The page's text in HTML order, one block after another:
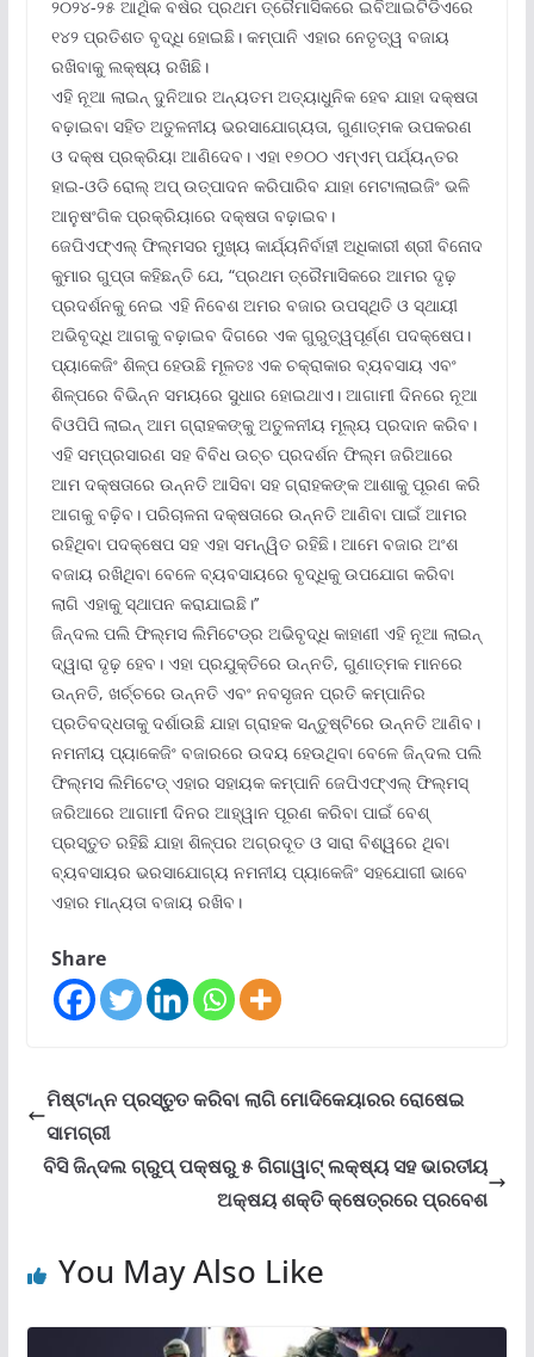
୨୦୨୪-୨୫ ଆର୍ଥିକ ବର୍ଷର ପ୍ରଥମ ତ୍ରୈମାସିକରେ ଇବିଆଇଟିଡିଏରେ
୧୪୨ ପ୍ରତିଶତ ବୃଦ୍ଧି ହୋଇଛି। କମ୍ପାନି ଏହାର ନେତୃତ୍ୱ ବଜାୟ
ରଖିବାକୁ ଲକ୍ଷ୍ୟ ରଖିଛି।
ଏହି ନୂଆ ଲାଇନ୍ ଦୁନିଆର ଅନ୍ୟତମ ଅତ୍ୟାଧୁନିକ ହେବ ଯାହା ଦକ୍ଷତା
ବଢ଼ାଇବା ସହିତ ଅତୁଳନୀୟ ଭରସାଯୋଗ୍ୟତା, ଗୁଣାତ୍ମକ ଉପକରଣ
ଓ ଦକ୍ଷ ପ୍ରକ୍ରିୟା ଆଣିଦେବ। ଏହା ୧୭୦୦ ଏମ୍‌ଏମ୍ ପର୍ଯ୍ୟନ୍ତର
ହାଇ-ଓଡି ରୋଲ୍ ଅପ୍ ଉତ୍ପାଦନ କରିପାରିବ ଯାହା ମେଟାଲାଇଜିଂ ଭଳି
ଆନୁଷଂଗିକ ପ୍ରକ୍ରିୟାରେ ଦକ୍ଷତା ବଢ଼ାଇବ।
ଜେପିଏଫ୍‌ଏଲ୍ ଫିଲ୍ମସର ମୁଖ୍ୟ କାର୍ଯ୍ୟନିର୍ବାହୀ ଅଧିକାରୀ ଶ୍ରୀ ବିନୋଦ
କୁମାର ଗୁପ୍ତା କହିଛନ୍ତି ଯେ, “ପ୍ରଥମ ତ୍ରୈମାସିକରେ ଆମର ଦୃଢ଼
ପ୍ରଦର୍ଶନକୁ ନେଇ ଏହି ନିବେଶ ଅମର ବଜାର ଉପସ୍ଥିତି ଓ ସ୍ଥାୟୀ
ଅଭିବୃଦ୍ଧି ଆଗକୁ ବଢ଼ାଇବ ଦିଗରେ ଏକ ଗୁରୁତ୍ୱପୂର୍ଣ୍ଣ ପଦକ୍ଷେପ।
ପ୍ୟାକେଜିଂ ଶିଳ୍ପ ହେଉଛି ମୂଳତଃ ଏକ ଚକ୍ରାକାର ବ୍ୟବସାୟ ଏବଂ
ଶିଳ୍ପରେ ବିଭିନ୍ନ ସମୟରେ ସୁଧାର ହୋଇଥାଏ। ଆଗାମୀ ଦିନରେ ନୂଆ
ବିଓପିପି ଲାଇନ୍ ଆମ ଗ୍ରାହକଙ୍କୁ ଅତୁଳନୀୟ ମୂଲ୍ୟ ପ୍ରଦାନ କରିବ।
ଏହି ସମ୍ପ୍ରସାରଣ ସହ ବିବିଧ ଉଚ୍ଚ ପ୍ରଦର୍ଶନ ଫିଲ୍ମ ଜରିଆରେ
ଆମ ଦକ୍ଷତାରେ ଉନ୍ନତି ଆସିବା ସହ ଗ୍ରାହକଙ୍କ ଆଶାକୁ ପୂରଣ କରି
ଆଗକୁ ବଢ଼ିବ। ପରିଚାଳନା ଦକ୍ଷତାରେ ଉନ୍ନତି ଆଣିବା ପାଇଁ ଆମର
ରହିଥିବା ପଦକ୍ଷେପ ସହ ଏହା ସମନ୍ୱିତ ରହିଛି। ଆମେ ବଜାର ଅଂଶ
ବଜାୟ ରଖିଥିବା ବେଳେ ବ୍ୟବସାୟରେ ବୃଦ୍ଧିକୁ ଉପଯୋଗ କରିବା
ଲାଗି ଏହାକୁ ସ୍ଥାପନ କରାଯାଇଛି।’’
ଜିନ୍ଦଲ ପଲି ଫିଲ୍ମସ ଲିମିଟେଡ୍‌ର ଅଭିବୃଦ୍ଧି କାହାଣୀ ଏହି ନୂଆ ଲାଇନ୍
ଦ୍ୱାରା ଦୃଢ଼ ହେବ। ଏହା ପ୍ରଯୁକ୍ତିରେ ଉନ୍ନତି, ଗୁଣାତ୍ମକ ମାନରେ
ଉନ୍ନତି, ଖର୍ଚ୍ଚରେ ଉନ୍ନତି ଏବଂ ନବସୃଜନ ପ୍ରତି କମ୍ପାନିର
ପ୍ରତିବଦ୍ଧତାକୁ ଦର୍ଶାଉଛି ଯାହା ଗ୍ରାହକ ସନ୍ତୁଷ୍ଟିରେ ଉନ୍ନତି ଆଣିବ।
ନମନୀୟ ପ୍ୟାକେଜିଂ ବଜାରରେ ଉଦୟ ହେଉଥିବା ବେଳେ ଜିନ୍ଦଲ ପଲି
ଫିଲ୍ମସ ଲିମିଟେଡ୍ ଏହାର ସହାୟକ କମ୍ପାନି ଜେପିଏଫ୍‌ଏଲ୍ ଫିଲ୍ମସ୍
ଜରିଆରେ ଆଗାମୀ ଦିନର ଆହ୍ୱାନ ପୂରଣ କରିବା ପାଇଁ ବେଶ୍
ପ୍ରସ୍ତୁତ ରହିଛି ଯାହା ଶିଳ୍ପର ଅଗ୍ରଦୂତ ଓ ସାରା ବିଶ୍ୱରେ ଥିବା
ବ୍ୟବସାୟର ଭରସାଯୋଗ୍ୟ ନମନୀୟ ପ୍ୟାକେଜିଂ ସହଯୋଗୀ ଭାବେ
ଏହାର ମାନ୍ୟତା ବଜାୟ ରଖିବ।
Share
ମିଷ୍ଟାନ୍ନ ପ୍ରସ୍ତୁତ କରିବା ଲାଗି ମୋଦିକେୟାରର ରୋଷେଇ
ସାମଗ୍ରୀ
ବିସି ଜିନ୍ଦଲ ଗ୍ରୁପ୍ ପକ୍ଷରୁ ୫ ଗିଗାୱାଟ୍ ଲକ୍ଷ୍ୟ ସହ ଭାରତୀୟ
ଅକ୍ଷୟ ଶକ୍ତି କ୍ଷେତ୍ରରେ ପ୍ରବେଶ
You May Also Like